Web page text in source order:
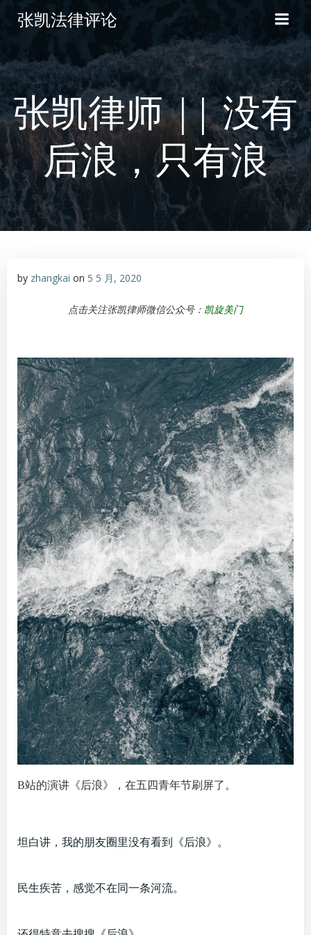
张凯法律评论
张凯律师 || 没有
后浪，只有浪
by zhangkai on 5 5 月, 2020
点击关注张凯律师微信公众号： 凯旋美门
B站的演讲《后浪》，在五四青年节刷屏了。
坦白讲，我的朋友圈里没有看到《后浪》。
民生疾苦，感觉不在同一条河流。